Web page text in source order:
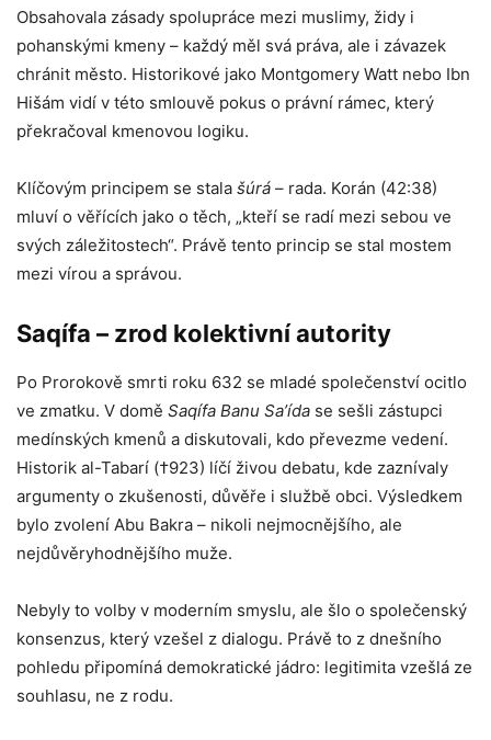
Obsahovala zásady spolupráce mezi muslimy, židy i
pohanskými kmeny – každý měl svá práva, ale i závazek
chránit město. Historikové jako Montgomery Watt nebo Ibn
Hišám vidí v této smlouvě pokus o právní rámec, který
překračoval kmenovou logiku.
Klíčovým principem se stala šúrá – rada. Korán (42:38)
mluví o věřících jako o těch, „kteří se radí mezi sebou ve
svých záležitostech“. Právě tento princip se stal mostem
mezi vírou a správou.
Saqífa – zrod kolektivní autority
Po Prorokově smrti roku 632 se mladé společenství ocitlo
ve zmatku. V domě Saqífa Banu Sa’ída se sešli zástupci
medínských kmenů a diskutovali, kdo převezme vedení.
Historik al-Tabarí (†923) líčí živou debatu, kde zaznívaly
argumenty o zkušenosti, důvěře i službě obci. Výsledkem
bylo zvolení Abu Bakra – nikoli nejmocnějšího, ale
nejdůvěryhodnějšího muže.
Nebyly to volby v moderním smyslu, ale šlo o společenský
konsenzus, který vzešel z dialogu. Právě to z dnešního
pohledu připomíná demokratické jádro: legitimita vzešlá ze
souhlasu, ne z rodu.